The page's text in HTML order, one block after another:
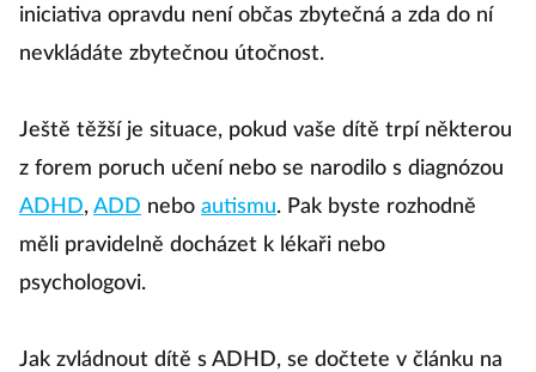
iniciativa opravdu není občas zbytečná a zda do ní
nevkládáte zbytečnou útočnost.
Ještě těžší je situace, pokud vaše dítě trpí některou
z forem poruch učení nebo se narodilo s diagnózou
ADHD, ADD nebo autismu. Pak byste rozhodně
měli pravidelně docházet k lékaři nebo
psychologovi.
Jak zvládnout dítě s ADHD, se dočtete v článku na